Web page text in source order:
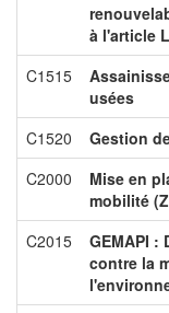
à l'article
C1515
usées
C1520 Gestion
C2000
Mise en
mobilité
C2015
GEMAPI :
contre la